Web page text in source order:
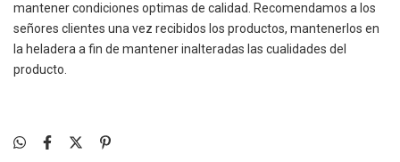
mantener condiciones optimas de calidad. Recomendamos a los
señores clientes una vez recibidos los productos, mantenerlos en
la heladera a fin de mantener inalteradas las cualidades del
producto.